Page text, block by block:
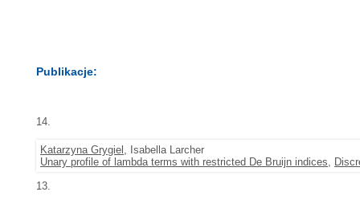
Publikacje:
14.
Katarzyna Grygiel , Isabella Larcher
Unary profile of lambda terms with restricted De Bruijn indices,
13.